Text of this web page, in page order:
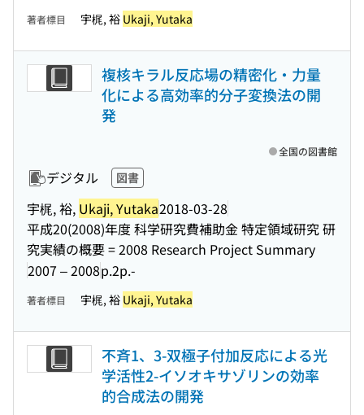
著者標目 宇梶, 裕 Ukaji, Yutaka
複核キラル反応場の精密化・力量
化による高効率的分子変換法の開
発
デジタル 図書
宇梶, 裕, Ukaji, Yutaka2018-03-28
平成20(2008)年度 科学研究費補助金 特定領域研究 研
究実績の概要 = 2008 Research Project Summary
2007 – 2008p.2p.-
全国の図書館
著者標目 宇梶, 裕 Ukaji, Yutaka
不斉1、3-双極子付加反応による光
学活性2-イソオキサゾリンの効率
的合成法の開発